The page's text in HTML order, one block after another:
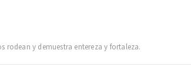
rodean y demuestra entereza y fortaleza.